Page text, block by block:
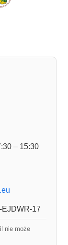
– 15:30
EJDWR-17
nie może